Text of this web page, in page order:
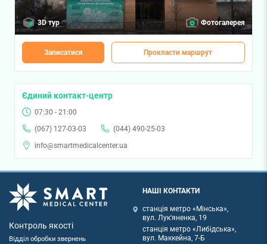
3D тур Фотогалерея
Записатися Прокласти маршрут
Єдиний контакт-центр
07:30 - 21:00
(067) 127-03-03
(044) 490-25-03
info@smartmedicalcenter.ua
Контроль якості
Відділ обробки звернень
НАШІ КОНТАКТИ
станція метро «Мінська»,
вул. Лук'яненка, 19
станція метро «Либідська»,
вул. Маккейна, 7-Б